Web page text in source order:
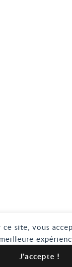
site, vous
J'accepte !